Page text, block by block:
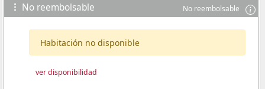
No reembolsable No reembolsable
Habitación no disponible
ver disponibilidad